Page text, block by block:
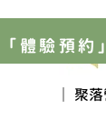
｜ 聚
「體驗預